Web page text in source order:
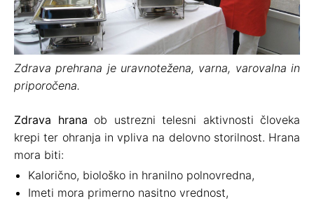
Zdrava prehrana je uravnotežena, varna, varovalna in
priporočena.
Zdrava hrana ob ustrezni telesni aktivnosti človeka
krepi ter ohranja in vpliva na delovno storilnost. Hrana
mora biti:
Kalorično, biološko in hranilno polnovredna,
Imeti mora primerno nasitno vrednost,